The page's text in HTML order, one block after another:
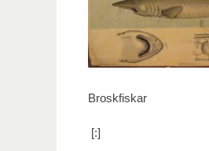
Broskfiskar
[:]